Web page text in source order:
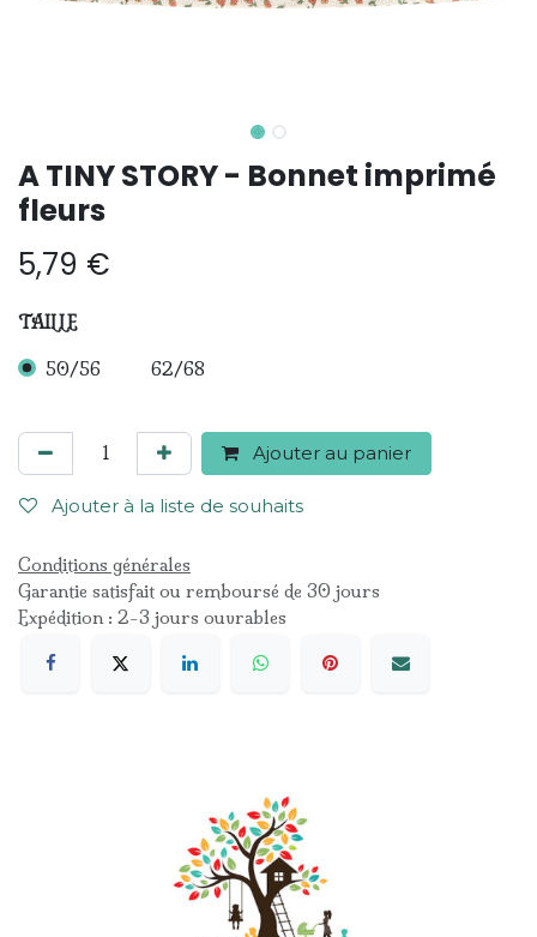
A TINY STORY - Bonnet imprimé
fleurs
5,79 €
TAILLE
50/56 62/68
Ajouter au panier
Ajouter à la liste de souhaits
Conditions générales
Garantie satisfait ou remboursé de 30 jours
Expédition : 2-3 jours ouvrables